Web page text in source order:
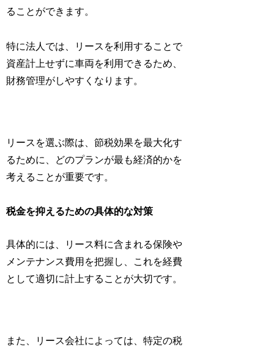
ることができます。
特に法人では、リースを利用することで
資産計上せずに車両を利用できるため、
財務管理がしやすくなります。
リースを選ぶ際は、節税効果を最大化す
るために、どのプランが最も経済的かを
考えることが重要です。
税金を抑えるための具体的な対策
具体的には、リース料に含まれる保険や
メンテナンス費用を把握し、これを経費
として適切に計上することが大切です。
また、リース会社によっては、特定の税